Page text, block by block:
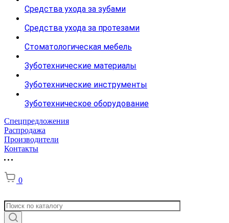
Средства ухода за зубами
Средства ухода за протезами
Стоматологическая мебель
Зуботехнические материалы
Зуботехнические инструменты
Зуботехническое оборудование
Спецпредложения
Распродажа
Производители
Контакты
0